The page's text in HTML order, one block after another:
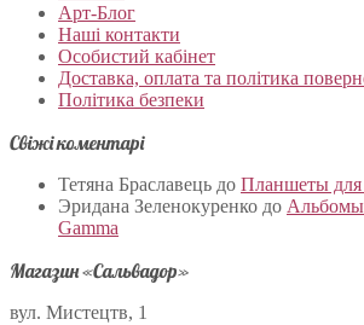
Арт-Блог
Наші контакти
Особистий кабінет
Доставка, оплата та політика
Політика безпеки
Свіжі коментарі
Тетяна Браславець до Планшеты для
Эридана Зеленокуренко до Альбомы
Gamma
Магазин «Сальвадор»
вул. Мистецтв, 1